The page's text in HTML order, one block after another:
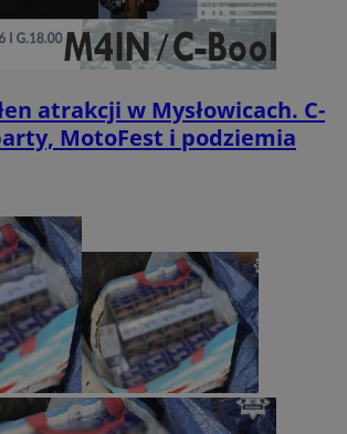
atrakcji w Mysłowicach. C-
MotoFest i podziemia